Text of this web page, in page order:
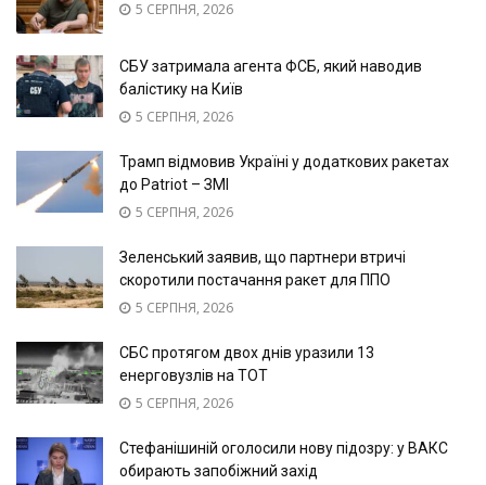
5 СЕРПНЯ, 2026
СБУ затримала агента ФСБ, який наводив
балістику на Київ
5 СЕРПНЯ, 2026
Трамп відмовив Україні у додаткових ракетах
до Patriot – ЗМІ
5 СЕРПНЯ, 2026
Зеленський заявив, що партнери втричі
скоротили постачання ракет для ППО
5 СЕРПНЯ, 2026
СБС протягом двох днів уразили 13
енерговузлів на ТОТ
5 СЕРПНЯ, 2026
Стефанішиній оголосили нову підозру: у ВАКС
обирають запобіжний захід